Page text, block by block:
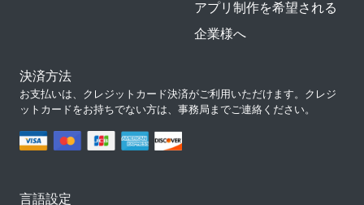
アプリ制作を希望される
企業様へ
決済方法
お支払いは、クレジットカード決済がご利用いただけます。クレジ
ットカードをお持ちでない方は、事務局までご連絡ください。
言語設定